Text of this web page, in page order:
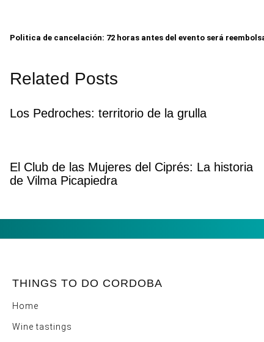
Politica de cancelación: 72 horas antes del evento será
Related Posts
Los Pedroches: territorio de la grulla
El Club de las Mujeres del Ciprés: La historia
de Vilma Picapiedra
THINGS TO DO CORDOBA
Home
Wine tastings